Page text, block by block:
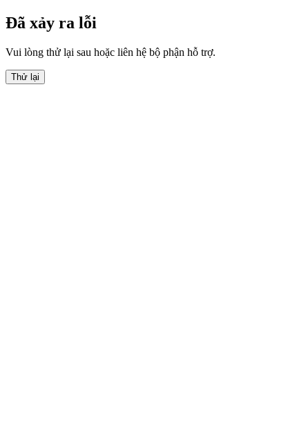
Đã xảy ra lỗi
Vui lòng thử lại sau hoặc liên hệ bộ phận hỗ trợ.
Thử lại